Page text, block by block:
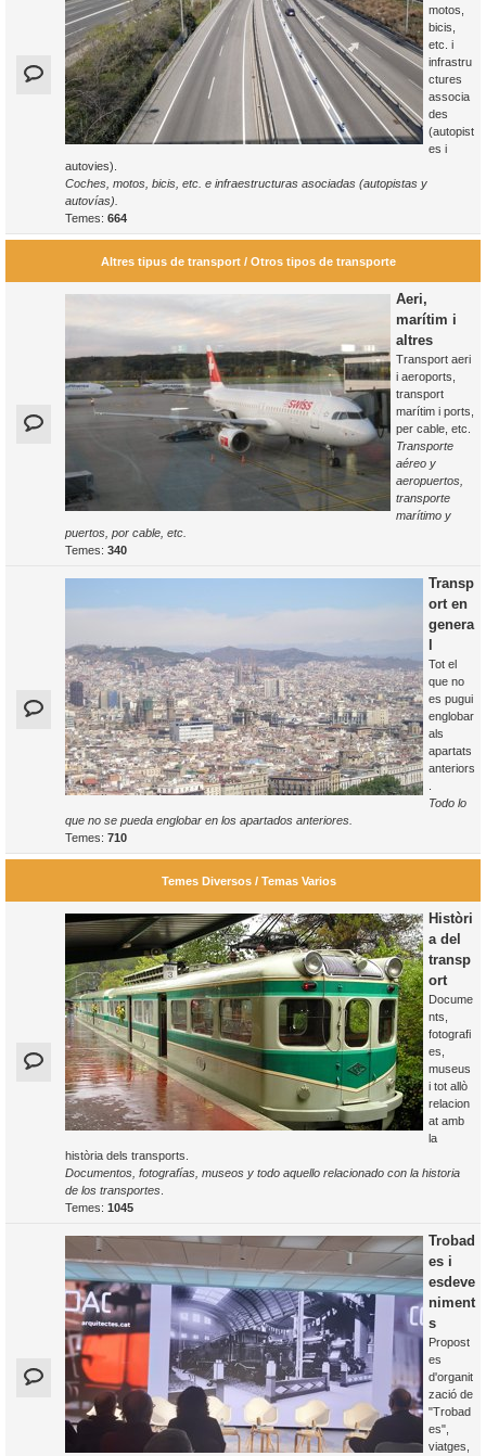
motos,
bicis,
etc. i
infrastru
ctures
associa
des
(autopist
es i
autovies).
Coches, motos, bicis, etc. e infraestructuras asociadas (autopistas y
autovías).
Temes: 664
Altres tipus de transport / Otros tipos de transporte
Aeri,
marítim i
altres
Transport aeri
i aeroports,
transport
marítim i ports,
per cable, etc.
Transporte
aéreo y
aeropuertos,
transporte
marítimo y
puertos, por cable, etc.
Temes: 340
Transp
ort en
genera
Tot el
que no
es pugui
englobar
als
apartats
anteriors
Todo lo
que no se pueda englobar en los apartados anteriores.
Temes: 710
Temes Diversos / Temas Varios
Històri
a del
transp
ort
Docume
nts,
fotografi
es,
museus
i tot allò
relacion
at amb
la
història dels transports.
Documentos, fotografías, museos y todo aquello relacionado con la historia
de los transportes
Temes: 1045
Trobad
es i
esdeve
niment
s
Propost
es
d'organit
zació de
"Trobad
es",
viatges,